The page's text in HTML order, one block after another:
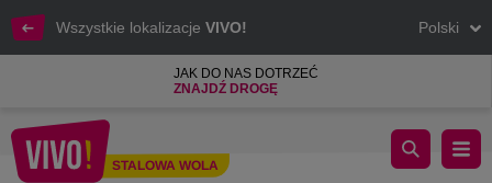
Wszystkie lokalizacje VIVO! Polski
JAK DO NAS DOTRZEĆ
ZNAJDŹ DROGĘ
STALOWA WOLA
WIELKIE MIODOBRANIE - odbierz VIVO! MIODZIO!